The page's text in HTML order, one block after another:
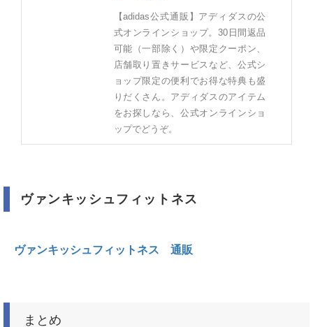
【adidas公式通販】アディダスの公
式オンラインショップ。30日間返品
可能（一部除く）や限定クーポン、
店舗取り置きサービスなど、公式シ
ョップ限定の便利でお得な特典も盛
りだくさん。アディダスのアイテム
をお探しなら、公式オンラインショ
ップでどうぞ。
ヴァンキッシュフィットネス
ヴァンキッシュフィットネス 通販
まとめ